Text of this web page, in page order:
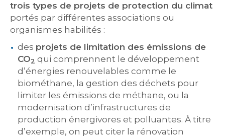
trois types de projets de protection du climat
portés par différentes associations ou
organismes habilités :
des projets de limitation des émissions de
CO2 qui comprennent le développement
d’énergies renouvelables comme le
biométhane, la gestion des déchets pour
limiter les émissions de méthane, ou la
modernisation d’infrastructures de
production énergivores et polluantes. À titre
d’exemple, on peut citer la rénovation